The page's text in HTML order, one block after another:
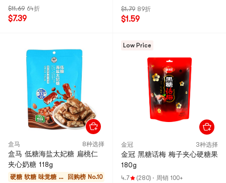
$11.69 64折
$7.39
$1.79 89折
$1.59
盒马 8种选择
盒马 低糖海盐太妃糖 扁桃仁
夹心奶糖 118g
硬糖 软糖 味觉糖 巧
回购榜 No.10
Low Price
金冠 3种选择
金冠 黑糖话梅 梅子夹心硬糖果
180g
4.7 (280) · 周销 100+